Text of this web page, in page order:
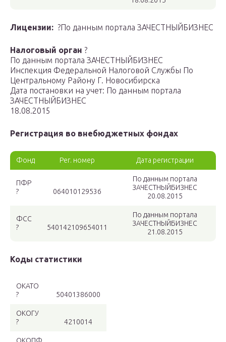
Лицензии: ?По данным портала ЗАЧЕСТНЫЙБИЗНЕС
Налоговый орган ?
По данным портала ЗАЧЕСТНЫЙБИЗНЕС
Инспекция Федеральной Налоговой Службы По
Центральному Району Г. Новосибирска
Дата постановки на учет: По данным портала
ЗАЧЕСТНЫЙБИЗНЕС
18.08.2015
Регистрация во внебюджетных фондах
Фонд Рег. номер Дата регистрации
ПФР
?
064010129536
По данным портала
ЗАЧЕСТНЫЙБИЗНЕС
20.08.2015
ФСС
?
540142109654011
По данным портала
ЗАЧЕСТНЫЙБИЗНЕС
21.08.2015
Коды статистики
ОКАТО
?
50401386000
ОКОГУ
?
4210014